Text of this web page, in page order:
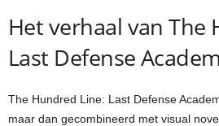
Het verhaal van The
Last Defense
The Hundred Line: Last Defense
maar dan gecombineerd met visual